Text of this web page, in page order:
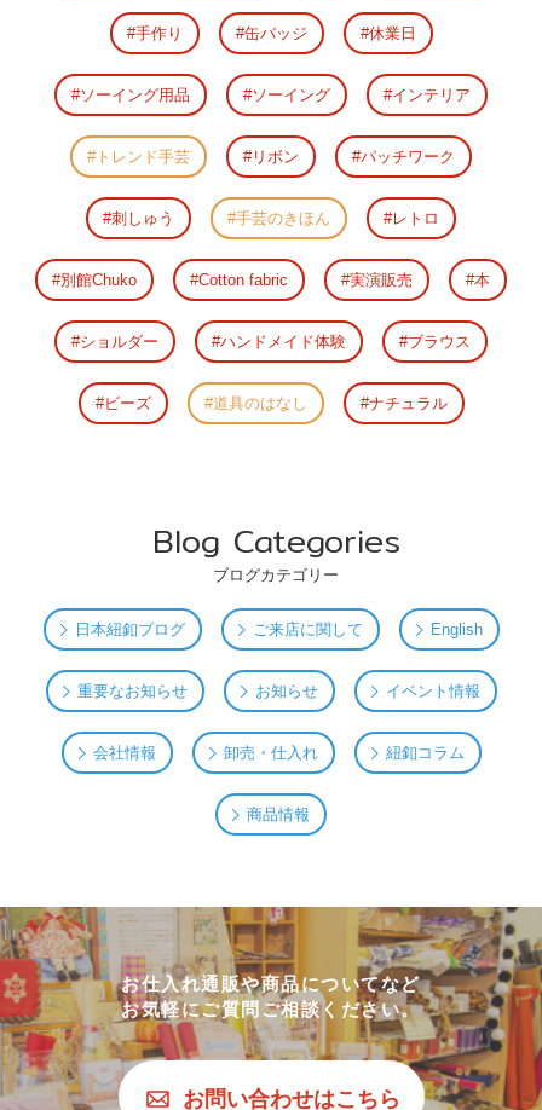
手作り 缶バッジ 休業日
ソーイング用品 ソーイング インテリア
トレンド手芸 リボン パッチワーク
刺しゅう 手芸のきほん レトロ
別館Chuko Cotton fabric 実演販売 本
ショルダー ハンドメイド体験 ブラウス
ビーズ 道具のはなし ナチュラル
Blog Categories
ブログカテゴリー
日本紐釦ブログ ご来店に関して English
重要なお知らせ お知らせ イベント情報
会社情報 卸売・仕入れ 紐釦コラム
商品情報
お仕入れ通販や商品についてなど
お気軽にご質問ご相談ください。
お問い合わせはこちら